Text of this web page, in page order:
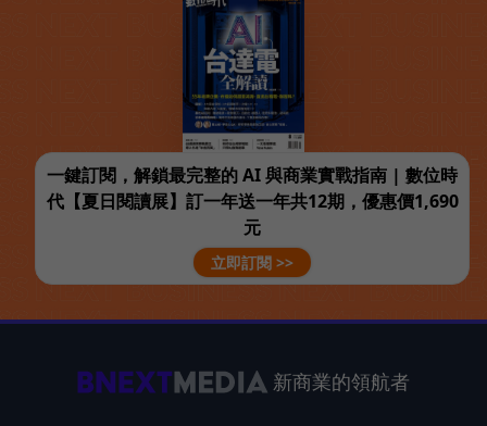
一鍵訂閱，解鎖最完整的 AI 與商業實戰指南 | 數位時
代【夏日閱讀展】訂一年送一年共12期，優惠價1,690
元
立即訂閱 >>
新商業的領航者